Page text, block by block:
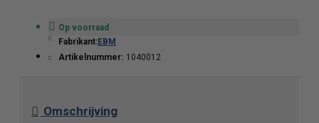
Op voorraad
Fabrikant:EBM
Artikelnummer: 1040012
Omschrijving